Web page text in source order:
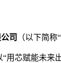
司 （以下简称“
“用芯赋能未来